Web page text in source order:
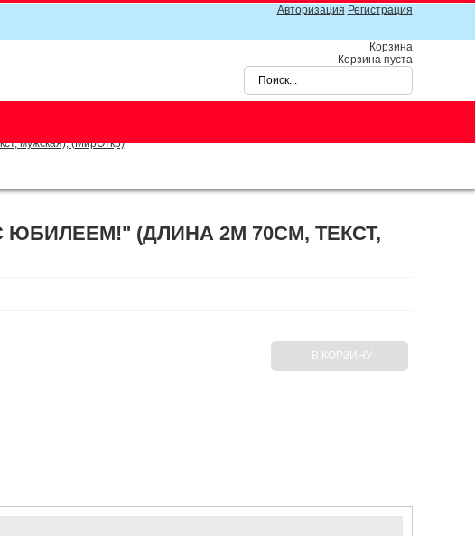
Авторизация Регистрация
Корзина
Корзина пуста
мужская), (МирОткр)
ЮБИЛЕЕМ!" (ДЛИНА 2М 70СМ, ТЕКСТ,
В КОРЗИНУ